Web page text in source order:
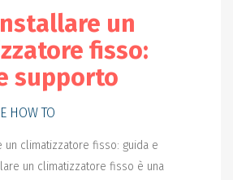
un
fisso:
supporto
HOW TO
un climatizzatore fisso: guida e
un climatizzatore fisso è una